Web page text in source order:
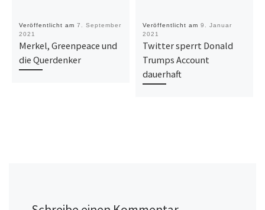
Veröffentlicht am 7. September
2021
Merkel, Greenpeace und
die Querdenker
Veröffentlicht am 9. Januar
2021
Twitter sperrt Donald
Trumps Account
dauerhaft